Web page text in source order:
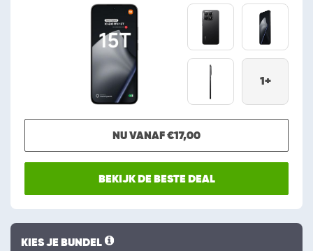
1+
NU VANAF €17,00
BEKIJK DE BESTE DEAL
KIES JE BUNDEL